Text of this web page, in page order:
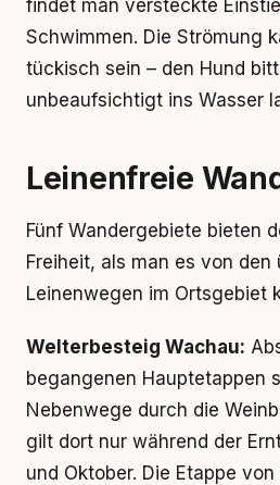
findet man versteckte
Schwimmen. Die Strömung
tückisch sein – den Hund
unbeaufsichtigt ins Wasser
Leinenfreie
Fünf Wandergebiete bieten
Freiheit, als man es von den
Leinenwegen im Ortsgebiet
Welterbesteig Wachau:
begangenen Hauptetappen
Nebenwege durch die
gilt dort nur während der
und Oktober. Die Etappe